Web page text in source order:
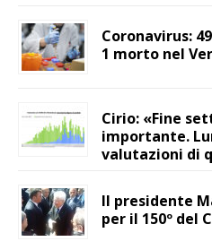
Coronavirus:
1 morto nel
Cirio: «Fine
importante.
valutazioni di
Il presidente
per il 150º del